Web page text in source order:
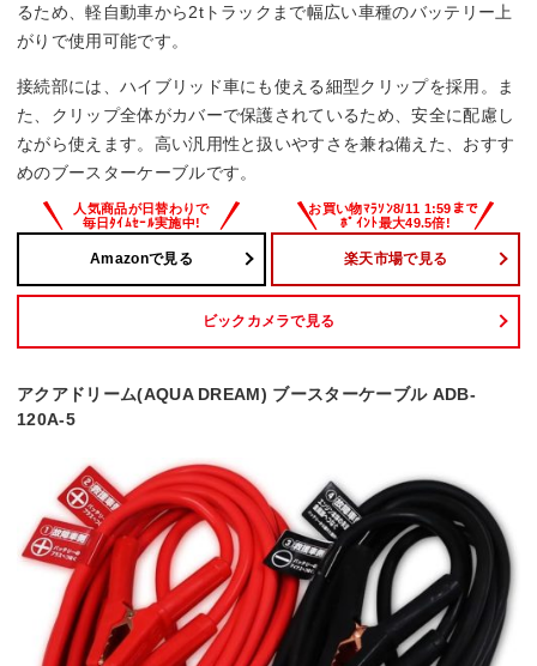
るため、軽自動車から2tトラックまで幅広い車種のバッテリー上
がりで使用可能です。
接続部には、ハイブリッド車にも使える細型クリップを採用。ま
た、クリップ全体がカバーで保護されているため、安全に配慮し
ながら使えます。高い汎用性と扱いやすさを兼ね備えた、おすす
めのブースターケーブルです。
Amazonで見る 楽天市場で見る
ビックカメラで見る
アクアドリーム(AQUA DREAM) ブースターケーブル ADB-
120A-5